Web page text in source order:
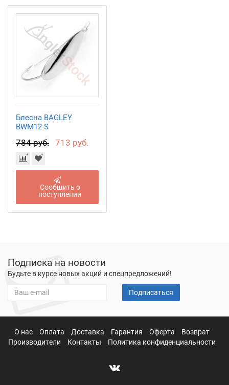
Блесна BAGLEY
BWM12-S
784 руб. 713 руб.
Сообщить о
поступлении
Подписка на новости
Будьте в курсе новых акций и спецпредложений!
Подписаться
О нас Оплата Доставка Гарантия Оферта
Возврат
Производители
Контакты Политика конфиденциальности